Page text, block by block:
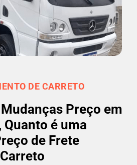
DE CARRETO
Preço em
é uma
de Frete